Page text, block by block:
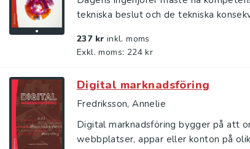
tekniska beslut och de tekniska
237 kr inkl. moms
Exkl. moms: 224 kr
Digital marknadsföring
Fredriksson, Annelie
Digital marknadsföring bygger på att
webbplatser, appar eller konton på